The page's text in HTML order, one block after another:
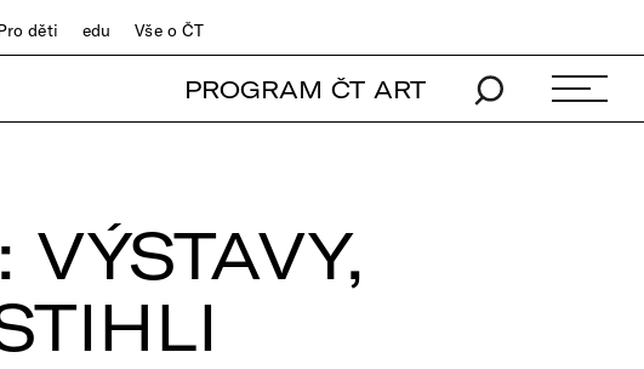
děti edu Vše o ČT
PROGRAM ČT ART